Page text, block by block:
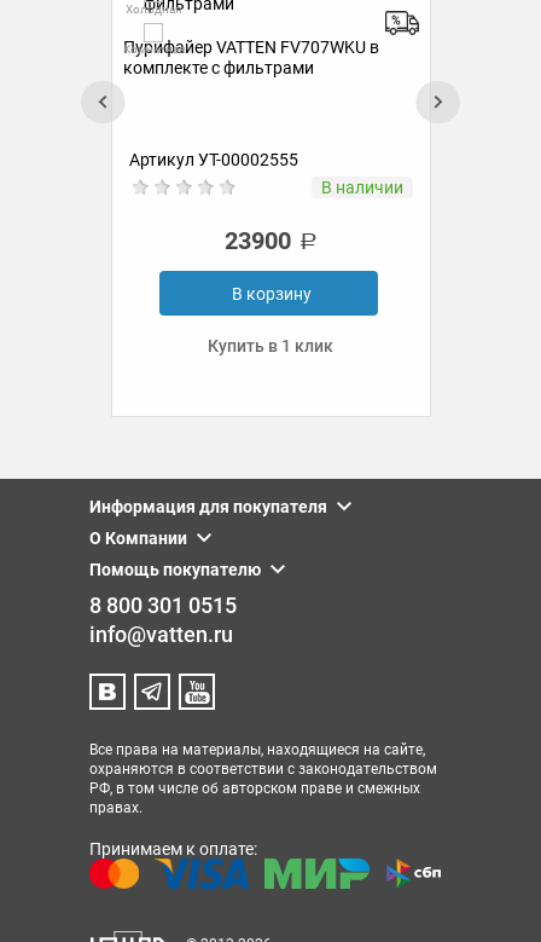
Холодная
Комнатная
Пурифайер VATTEN FV707WKU в
комплекте с фильтрами
Артикул УТ-00002555
В наличии
23900
В корзину
Купить в 1 клик
Информация для покупателя
О Компании
Помощь покупателю
8 800 301 0515
info@vatten.ru
Все права на материалы, находящиеся на сайте,
охраняются в соответствии с законодательством
РФ, в том числе об авторском праве и смежных
правах.
Принимаем к оплате: